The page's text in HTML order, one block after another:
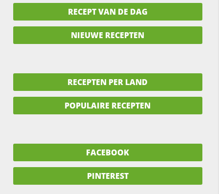
RECEPT VAN DE DAG
NIEUWE RECEPTEN
RECEPTEN PER LAND
POPULAIRE RECEPTEN
FACEBOOK
PINTEREST